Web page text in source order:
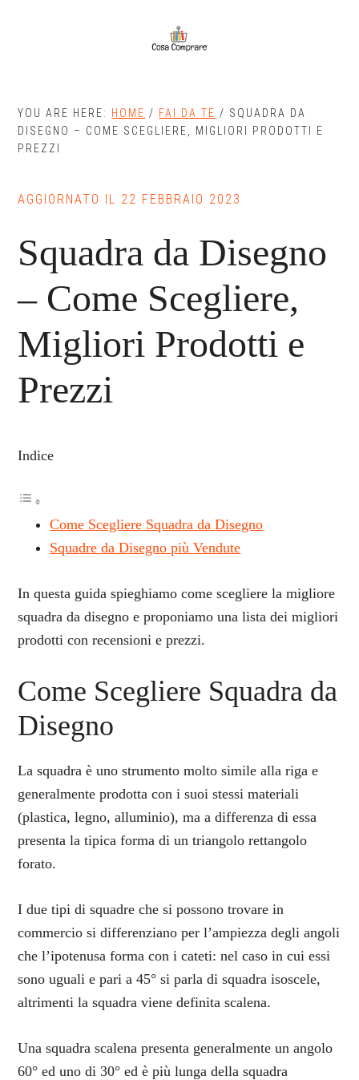
YOU ARE HERE: HOME / FAI DA TE / SQUADRA DA
DISEGNO – COME SCEGLIERE, MIGLIORI PRODOTTI E
PREZZI
AGGIORNATO IL 22 FEBBRAIO 2023
Squadra da Disegno
– Come Scegliere,
Migliori Prodotti e
Prezzi
Indice
Come Scegliere Squadra da Disegno
Squadre da Disegno più Vendute
In questa guida spieghiamo come scegliere la migliore
squadra da disegno e proponiamo una lista dei migliori
prodotti con recensioni e prezzi.
Come Scegliere Squadra da
Disegno
La squadra è uno strumento molto simile alla riga e
generalmente prodotta con i suoi stessi materiali
(plastica, legno, alluminio), ma a differenza di essa
presenta la tipica forma di un triangolo rettangolo
forato.
I due tipi di squadre che si possono trovare in
commercio si differenziano per l’ampiezza degli angoli
che l’ipotenusa forma con i cateti: nel caso in cui essi
sono uguali e pari a 45° si parla di squadra isoscele,
altrimenti la squadra viene definita scalena.
Una squadra scalena presenta generalmente un angolo
60° ed uno di 30° ed è più lunga della squadra